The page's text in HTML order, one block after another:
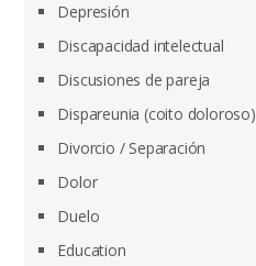
Depresión
Discapacidad intelectual
Discusiones de pareja
Dispareunia (coito doloroso)
Divorcio / Separación
Dolor
Duelo
Education